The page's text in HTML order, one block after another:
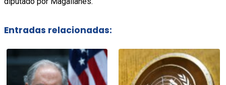
Entradas relacionadas: